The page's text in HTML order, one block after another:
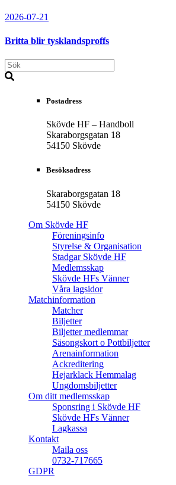
2026-07-21
Britta blir tysklandsproffs
Postadress
Skövde HF – Handboll
Skaraborgsgatan 18
54150 Skövde
Besöksadress
Skaraborgsgatan 18
54150 Skövde
Om Skövde HF
Föreningsinfo
Styrelse & Organisation
Stadgar Skövde HF
Medlemsskap
Skövde HFs Vänner
Våra lagsidor
Matchinformation
Matcher
Biljetter
Biljetter medlemmar
Säsongskort o Pottbiljetter
Arenainformation
Ackreditering
Hejarklack Hemmalag
Ungdomsbiljetter
Om ditt medlemsskap
Sponsring i Skövde HF
Skövde HFs Vänner
Lagkassa
Kontakt
Maila oss
0732-717665
GDPR